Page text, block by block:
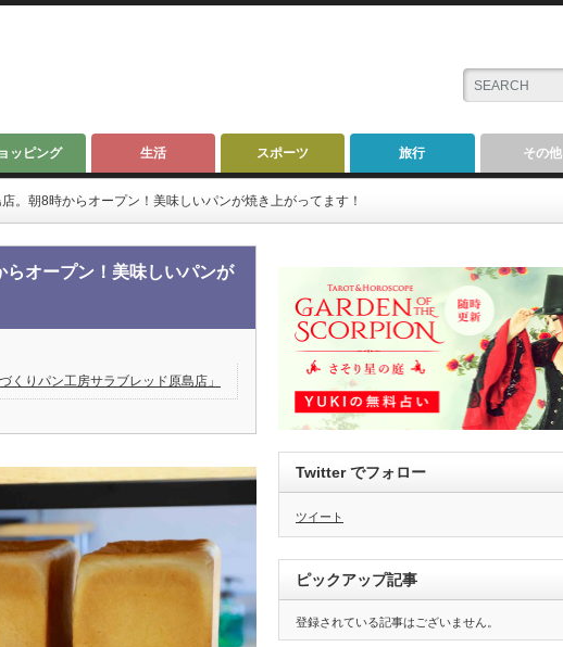
ッピング 生活 スポーツ 旅行 その他
。朝8時からオープン！美味しいパンが焼き上がってます！
らオープン！美味しいパンが
くりパン工房サラブレッド原島店」
Twitter でフォロー
ツイート
ピックアップ記事
登録されている記事はございません。